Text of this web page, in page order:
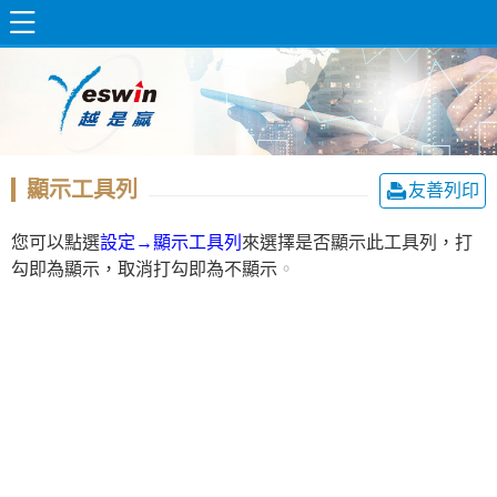
友善列印
顯示工具列
您可以點選設定→顯示工具列 來選擇是否顯示此工具列，打
勾即為顯示，取消打勾即為不顯示 。